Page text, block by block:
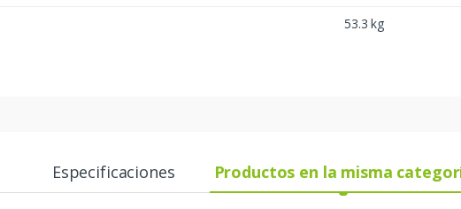
53.3 kg
Especificaciones Productos en la misma